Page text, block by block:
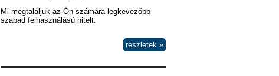
Mi megtaláljuk az Ön számára legkevezőbb
szabad felhasználású hitelt.
részletek »